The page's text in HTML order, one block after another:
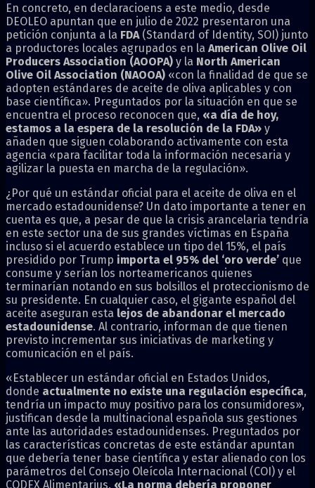
En concreto, en declaracioens a este medio, desde
DEOLEO apuntan que en julio de 2022 presentaron una
petición conjunta a la FDA(Standard of Identity, SOI) junto
a productores locales agrupados en la American Olive Oil
Producers Association (AOOPA) y la North American
Olive Oil Association (NAOOA) «con la finalidad de que se
adopten estándares de aceite de oliva aplicables y con
base científica». Preguntados por la situación en que se
encuentra el proceso reconocen que, «a día de hoy,
estamos a la espera de la resolución de la FDA» y
añaden que siguen colaborando activamente con esta
agencia «para facilitar toda la información necesaria y
agilizar la puesta en marcha de la regulación».
¿Por qué un estándar oficial para el aceite de oliva en el
mercado estadounidense? Un dato importante a tener en
cuenta es que, a pesar de que la crisis arancelaria tendría
en este sector una de sus grandes víctimas en España
incluso si el acuerdo establece un tipo del 15%, el país
presidido por Trump importa el 95% del ‘oro verde’ que
consume y serían los norteamericanos quienes
terminarían notando en sus bolsillos el proteccionismo de
su presidente. En cualquier caso, el gigante español del
aceite aseguran esta lejos de abandonar el mercado
estadounidense. Al contrario, informan de que tienen
previsto incrementar sus iniciativas de marketing y
comunicación en el país.
«Establecer un estándar oficial en Estados Unidos,
donde actualmente no existe una regulación específica,
tendría un impacto muy positivo para los consumidores»,
justifican desde la multinacional española sus gestiones
ante las autoridades estadounidenses. Preguntados por
las características concretas de este estándar apuntan
que debería tener base científica y estar alienado con los
parámetros del Consejo Oleícola Internacional (COI) y el
CODEX Alimentarius. «La norma debería proponer